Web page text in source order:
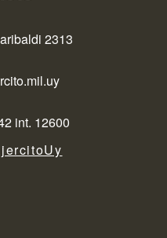
2313
int. 12600